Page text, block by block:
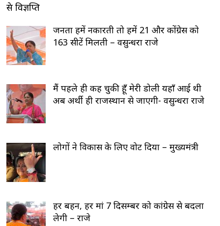
प्रेस विज्ञप्ति
जनता हमें नकारती तो हमें 21 और कोंग्रेस को
163 सीटें मिलती – वसुन्धरा राजे
मैं पहले ही कह चुकी हूँ मेरी डोली यहाँ आई थी
अब अर्थी ही राजस्थान से जाएगी- वसुन्धरा राजे
लोगों ने विकास के लिए वोट दिया – मुख्यमंत्री
हर बहन, हर मां 7 दिसम्बर को कांग्रेस से बदला
लेगी – राजे